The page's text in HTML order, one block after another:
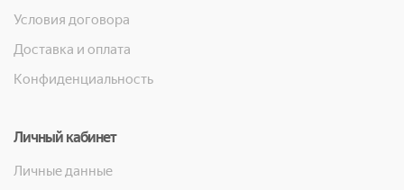
Условия договора
Доставка и оплата
Конфиденциальность
Личный кабинет
Личные данные